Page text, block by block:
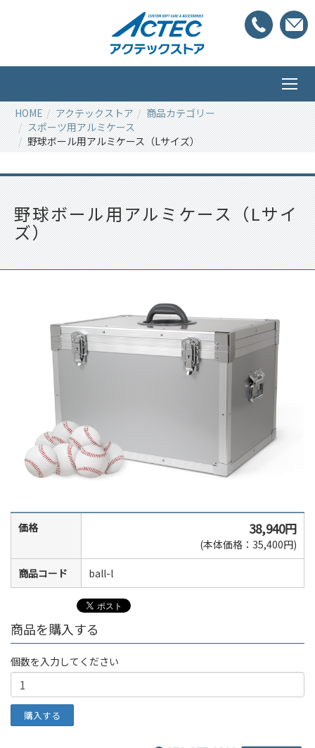
HOME アクテックストア
商品カテゴリー
スポーツ用アルミケース
野球ボール用アルミケース（Lサイズ）
野球ボール用アルミケース（Lサイ
ズ）
価格 38,940円
(本体価格：35,400円)
商品コード ball-l
商品を購入する
個数を入力してください